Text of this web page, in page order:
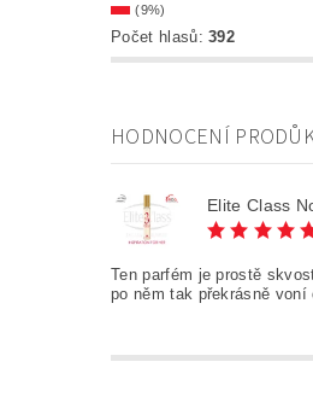
(9%)
Počet hlasů:392
HODNOCENÍ
Ten parfém je prostě
po něm tak překrásně voní